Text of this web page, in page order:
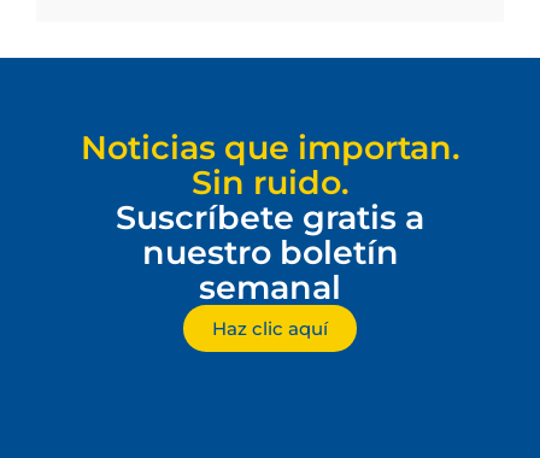
Noticias que importan.
Sin ruido.
Suscríbete gratis a
nuestro boletín
semanal
Haz clic aquí